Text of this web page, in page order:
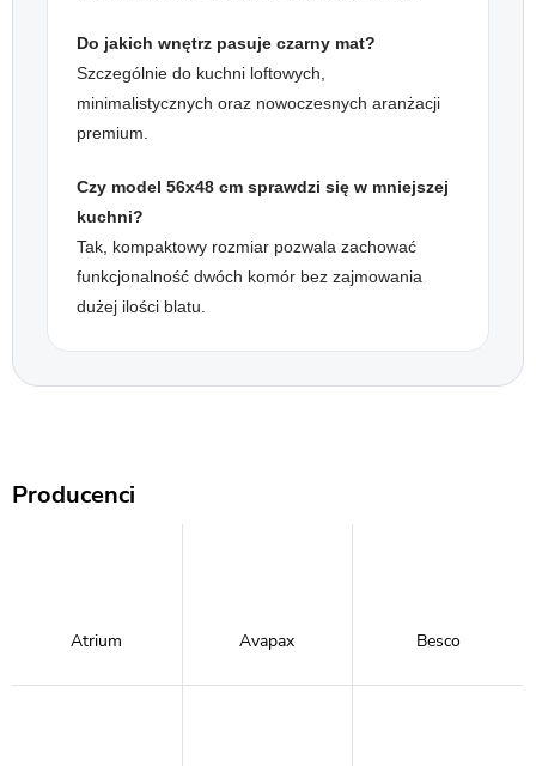
Do jakich wnętrz pasuje czarny mat?
Szczególnie do kuchni loftowych,
minimalistycznych oraz nowoczesnych aranżacji
premium.
Czy model 56x48 cm sprawdzi się w mniejszej
kuchni?
Tak, kompaktowy rozmiar pozwala zachować
funkcjonalność dwóch komór bez zajmowania
dużej ilości blatu.
Producenci
Atrium Avapax Besco